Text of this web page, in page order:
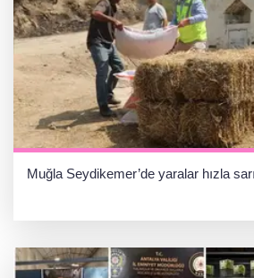
Muğla Seydikemer’de yaralar hızla